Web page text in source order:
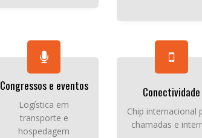
Congressos e eventos
Logística em
transporte e
hospedagem
Conectividade
Chip internacional
chamadas e